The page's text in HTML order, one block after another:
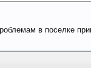
в поселке